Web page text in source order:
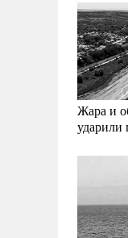
Жара и
ударили